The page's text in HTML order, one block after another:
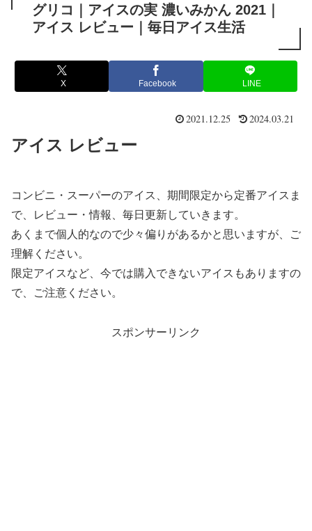
グリコ｜アイスの実 濃いみかん 2021｜
アイス レビュー｜毎日アイス生活
X Facebook LINE
2021.12.25 2024.03.21
アイス レビュー
コンビニ・スーパーのアイス、期間限定から定番アイスま
で、レビュー・情報、毎日更新していきます。
あくまで個人的なので少々偏りがあるかと思いますが、ご
理解ください。
限定アイスなど、今では購入できないアイスもありますの
で、ご注意ください。
スポンサーリンク